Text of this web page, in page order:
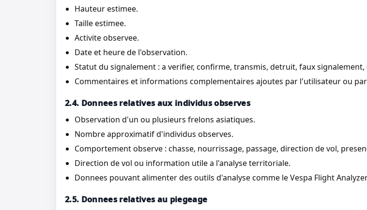
Hauteur estimee.
Taille estimee.
Activite observee.
Date et heure de l'observation.
Statut du signalement : a verifier, confirme, transmis, detruit, faux signalement,
Commentaires et informations complementaires ajoutes par l'utilisateur ou
2.4. Donnees relatives aux individus observes
Observation d'un ou plusieurs frelons asiatiques.
Nombre approximatif d'individus observes.
Comportement observe : chasse, nourrissage, passage, direction de vol,
Direction de vol ou information utile a l'analyse territoriale.
Donnees pouvant alimenter des outils d'analyse comme le Vespa Flight
2.5. Donnees relatives au piegeage